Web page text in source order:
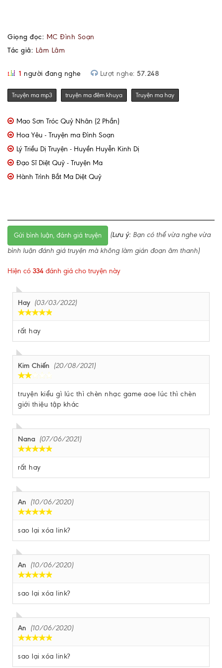
Giọng đọc: MC Đình Soạn
Tác giả: Lâm Lâm
1 người đang nghe Lượt nghe: 57.248
Truyện ma mp3 truyện ma đêm khuya Truyện ma hay
Mao Sơn Tróc Quỷ Nhân (2 Phần)
Hoa Yêu - Truyện ma Đình Soạn
Lý Triều Dị Truyện - Huyền Huyễn Kinh Dị
Đạo Sĩ Diệt Quỷ - Truyện Ma
Hành Trình Bắt Ma Diệt Quỷ
Gửi bình luận, đánh giá truyện (Lưu ý: Bạn có thể vừa nghe vừa
bình luận đánh giá truyện mà không làm gián đoạn âm thanh)
Hiện có 334 đánh giá cho truyện này
Hay (03/03/2022)
rất hay
Kim Chiến (20/08/2021)
truyện kiểu gì lúc thì chèn nhạc game aoe lúc thì chèn
giới thiệu tập khác
Nana (07/06/2021)
rất hay
An (10/06/2020)
sao lại xóa link?
An (10/06/2020)
sao lại xóa link?
An (10/06/2020)
sao lại xóa link?